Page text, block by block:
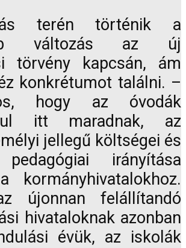
terén történik a
változás az új
törvény kapcsán, ám
konkrétumot találni. –
hogy az óvodák
itt maradnak, az
jellegű költségei és
irányítása
újonnan felállítandó
hivataloknak azonban
évük, az iskolák